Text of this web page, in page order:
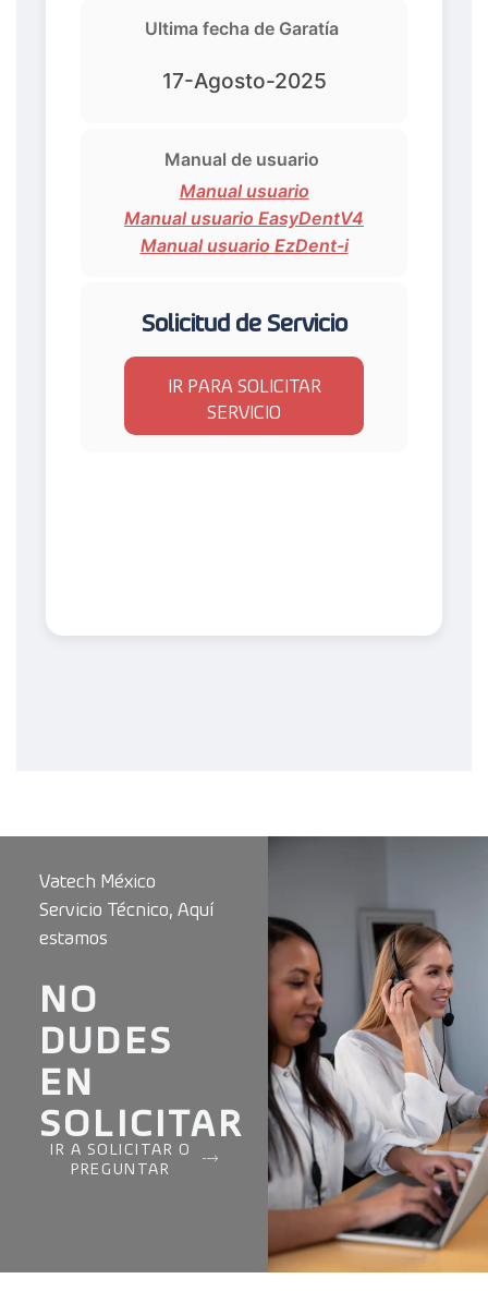
Ultima fecha de Garatía
17-Agosto-2025
Manual de usuario
Manual usuario
Manual usuario EasyDentV4
Manual usuario EzDent-i
Solicitud de Servicio
IR PARA SOLICITAR
SERVICIO
Vatech México
Servicio Técnico, Aquí
estamos
NO
DUDES
EN
SOLICITAR
IR A SOLICITAR O
PREGUNTAR